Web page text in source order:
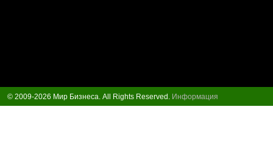
© 2009-2026 Мир Бизнеса. All Rights Reserved. Информация